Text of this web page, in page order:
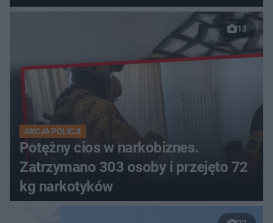
13
AKCJA POLICJI
Potężny cios w narkobiznes.
Zatrzymano 303 osoby i przejęto 72
kg narkotyków